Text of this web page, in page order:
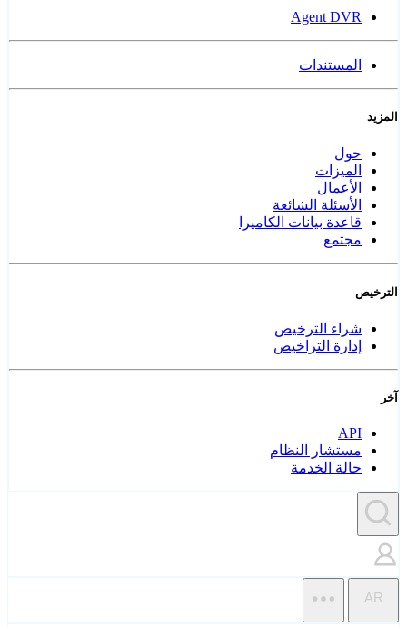
Agent DVR
المستندات
المزيد
حول
الميزات
الأعمال
الأسئلة الشائعة
قاعدة بيانات الكاميرا
مجتمع
الترخيص
شراء الترخيص
إدارة التراخيص
آخر
API
مستشار النظام
حالة الخدمة
AR